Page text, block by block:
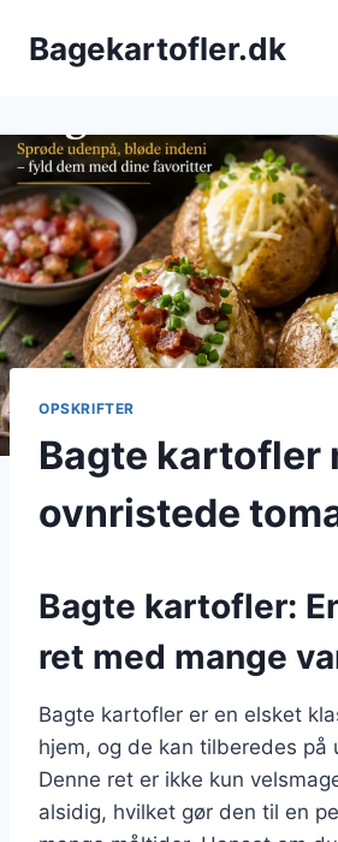
Bagekartofler.dk
OPSKRIFTER
Bagte kartofler
ovnristede
Bagte kartofler:
ret med mange
Bagte kartofler er en elsket
hjem, og de kan tilberedes på
Denne ret er ikke kun
alsidig, hvilket gør den til en